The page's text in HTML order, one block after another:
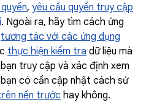
, yêu cầu quyền truy cập
. Ngoài ra, hãy tìm cách ứng
tương tác với các ứng dụng
thực hiện kiểm tra dữ liệu mà
truy cập và xác định xem
có cần cập nhật cách sử
nền trước hay không.